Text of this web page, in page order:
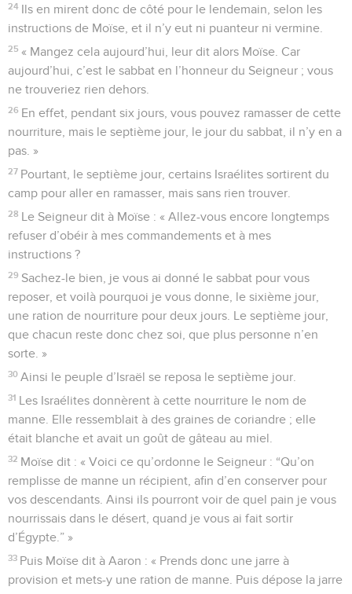
24 Ils en mirent donc de côté pour le lendemain, selon les
instructions de Moïse, et il n’y eut ni puanteur ni vermine.
25 « Mangez cela aujourd’hui, leur dit alors Moïse. Car
aujourd’hui, c’est le sabbat en l’honneur du Seigneur ; vous
ne trouveriez rien dehors.
26 En effet, pendant six jours, vous pouvez ramasser de cette
nourriture, mais le septième jour, le jour du sabbat, il n’y en a
pas. »
27 Pourtant, le septième jour, certains Israélites sortirent du
camp pour aller en ramasser, mais sans rien trouver.
28 Le Seigneur dit à Moïse : « Allez-vous encore longtemps
refuser d’obéir à mes commandements et à mes
instructions ?
29 Sachez-le bien, je vous ai donné le sabbat pour vous
reposer, et voilà pourquoi je vous donne, le sixième jour,
une ration de nourriture pour deux jours. Le septième jour,
que chacun reste donc chez soi, que plus personne n’en
sorte. »
30 Ainsi le peuple d’Israël se reposa le septième jour.
31 Les Israélites donnèrent à cette nourriture le nom de
manne. Elle ressemblait à des graines de coriandre ; elle
était blanche et avait un goût de gâteau au miel.
32 Moïse dit : « Voici ce qu’ordonne le Seigneur : “Qu’on
remplisse de manne un récipient, afin d’en conserver pour
vos descendants. Ainsi ils pourront voir de quel pain je vous
nourrissais dans le désert, quand je vous ai fait sortir
d’Égypte.” »
33 Puis Moïse dit à Aaron : « Prends donc une jarre à
provision et mets-y une ration de manne. Puis dépose la jarre